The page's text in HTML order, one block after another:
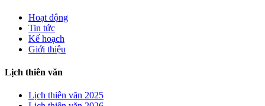
Hoạt động
Tin tức
Kế hoạch
Giới thiệu
Lịch thiên văn
Lịch thiên văn 2025